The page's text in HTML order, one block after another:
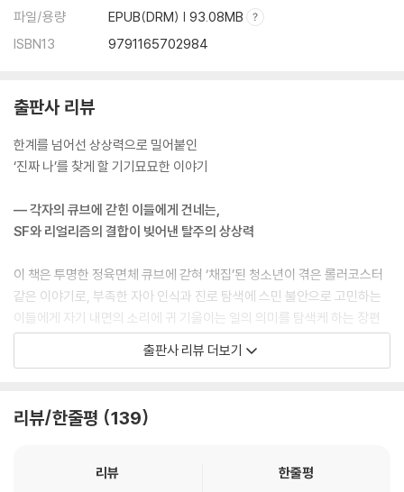
파일/용량
EPUB(DRM) | 93.08MB
ISBN13
9791165702984
출판사 리뷰
한계를 넘어선 상상력으로 밀어붙인
‘진짜 나’를 찾게 할 기기묘묘한 이야기
― 각자의 큐브에 갇힌 이들에게 건네는,
SF와 리얼리즘의 결합이 빚어낸 탈주의 상상력
이 책은 투명한 정육면체 큐브에 갇혀 ‘채집’된 청소년이 겪은 롤러코스터
같은 이야기로, 부족한 자아 인식과 진로 탐색에 스민 불안으로 고민하는
이들에게 자기 내면의 소리에 귀 기울이는 일의 의미를 탐색케 하는 장편
SF 청소년소설이다. 파격적이고 개성 강한 상상력과 서사로 주목받아온
보린 작가의 첫 장편소설이자 ‘창비교육 성장소설’ 시리즈의 열세 번째 책
이야기는 연우가 학교에서 투명한 막에 갇히는 순간으로 시작한다. 서사
다. 도대체 누가, 왜 채집했고, 큐브의 통제 시스템에 의한 심리·신체·물리
출판사 리뷰 더보기
리뷰/한줄평 139
리뷰 한줄평